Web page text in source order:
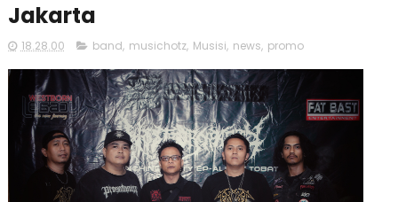
Jakarta
18.28.00 band, musichotz, Musisi, news, promo